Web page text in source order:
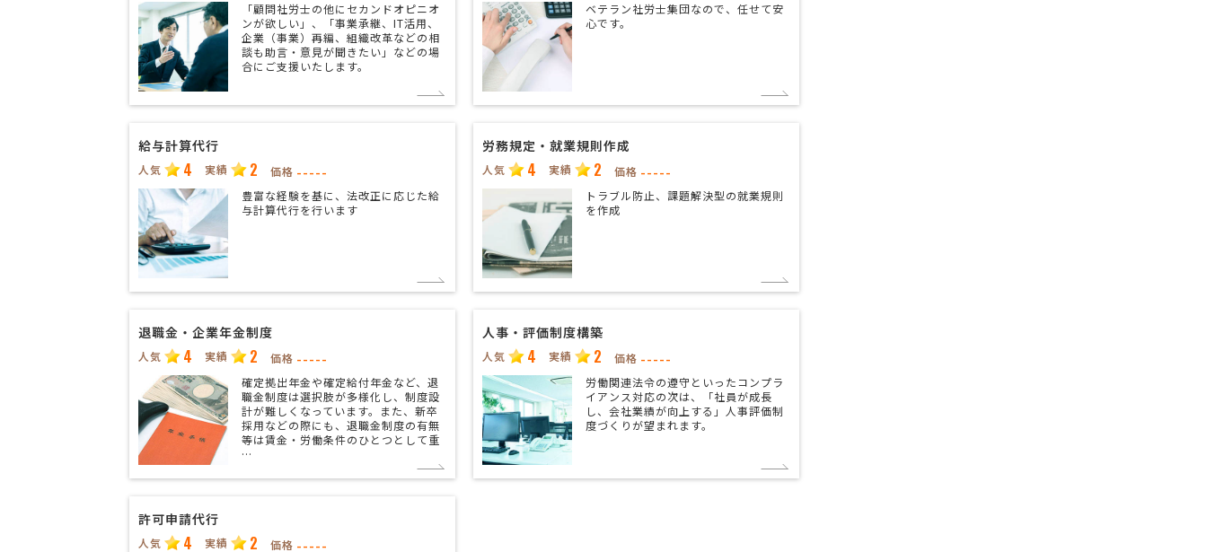
「顧問社労士の他にセカンドオピニオ
ンが欲しい」、「事業承継、IT活用、
企業（事業）再編、組織改革などの相
談も助言・意見が聞きたい」などの場
合にご支援いたします。
ベテラン社労士集団なので、任せて安
心です。
給与計算代行
人気 4 実績 2 価格 -----
豊富な経験を基に、法改正に応じた給
与計算代行を行います
労務規定・就業規則作成
人気 4 実績 2 価格 -----
トラブル防止、課題解決型の就業規則
を作成
退職金・企業年金制度
人気 4 実績 2 価格 -----
確定拠出年金や確定給付年金など、退
職金制度は選択肢が多様化し、制度設
計が難しくなっています。また、新卒
採用などの際にも、退職金制度の有無
等は賃金・労働条件のひとつとして重
…
人事・評価制度構築
人気 4 実績 2 価格 -----
労働関連法令の遵守といったコンプラ
イアンス対応の次は、「社員が成長
し、会社業績が向上する」人事評価制
度づくりが望まれます。
許可申請代行
人気 4 実績 2 価格 -----